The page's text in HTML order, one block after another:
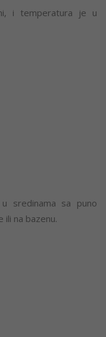
i temperatura je u
sredinama sa puno
na bazenu.